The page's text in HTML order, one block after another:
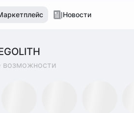
Новости
возможности